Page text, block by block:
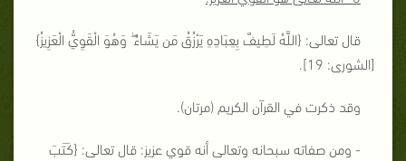
قال تعالى: {اللَّهُ لَطِيفٌ بِعِبَادِهِ يَرْزُقُ مَن يَشَاءُ ۖ وَهُوَ الْقَوِيُّ الْعَزِيزُ}
[الشورى: 19].
وقد ذكرت في القرآن الكريم (مرتان).
- ومن صفاته سبحانه وتعالى أنه قوي عزيز: قال تعالى: {كَتَبَ